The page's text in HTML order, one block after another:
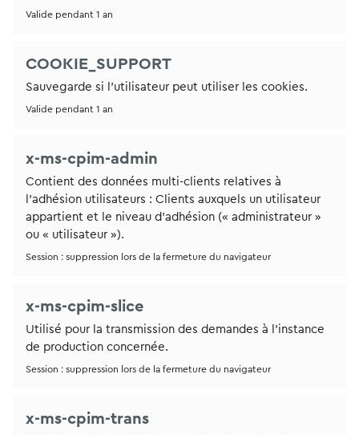
Valide pendant 1 an
COOKIE_SUPPORT
Sauvegarde si l'utilisateur peut utiliser les cookies.
Valide pendant 1 an
x-ms-cpim-admin
Contient des données multi-clients relatives à
l’adhésion utilisateurs : Clients auxquels un utilisateur
appartient et le niveau d’adhésion (« administrateur »
ou « utilisateur »).
Session : suppression lors de la fermeture du navigateur
x-ms-cpim-slice
Utilisé pour la transmission des demandes à l’instance
de production concernée.
Session : suppression lors de la fermeture du navigateur
x-ms-cpim-trans